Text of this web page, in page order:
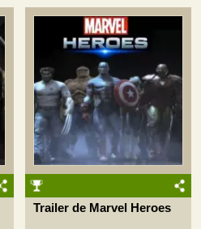
Trailer de Marvel Heroes